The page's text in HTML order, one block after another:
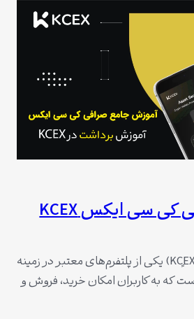
در…
برداشت از صرافی کی سی ایکس KCEX
صرافی کی سی ایکس (KCٍEX) یکی از پلتفرم‌های معتبر در زمینه
که به کاربران امکان خرید، فروش و